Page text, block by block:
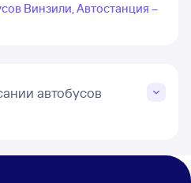
Винзили, Автостанция –
автобусов